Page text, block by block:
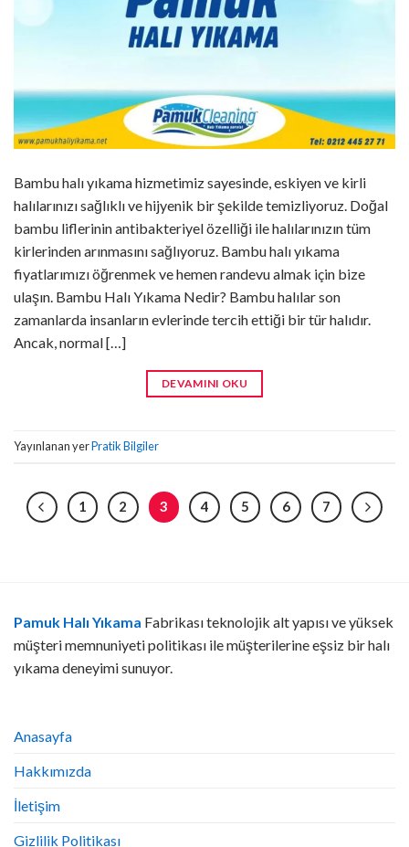
Bambu halı yıkama hizmetimiz sayesinde, eskiyen ve kirli
halılarınızı sağlıklı ve hijyenik bir şekilde temizliyoruz. Doğal
bambu liflerinin antibakteriyel özelliği ile halılarınızın tüm
kirlerinden arınmasını sağlıyoruz. Bambu halı yıkama
fiyatlarımızı öğrenmek ve hemen randevu almak için bize
ulaşın. Bambu Halı Yıkama Nedir? Bambu halılar son
zamanlarda insanların evlerinde tercih ettiği bir tür halıdır.
Ancak, normal […]
DEVAMINI OKU
Yayınlanan yerPratik Bilgiler
1 2 3 4 5 6 7
Pamuk Halı Yıkama Fabrikası teknolojik alt yapısı ve yüksek
müşteri memnuniyeti politikası ile müşterilerine eşsiz bir halı
yıkama deneyimi sunuyor.
Anasayfa
Hakkımızda
İletişim
Gizlilik Politikası